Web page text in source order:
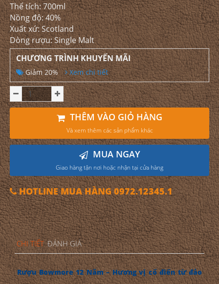
Thể tích: 700ml
Nồng độ: 40%
Xuất xứ: Scotland
Dòng rượu: Single Malt
CHƯƠNG TRÌNH KHUYẾN MÃI
Giảm 20% Xem chi tiết
THÊM VÀO GIỎ HÀNG
Và xem thêm các sản phẩm khác
MUA NGAY
Giao hàng tận nơi hoặc nhận tại cửa hàng
HOTLINE MUA HÀNG 0972.12345.1
CHI TIẾT ĐÁNH GIÁ
Rượu Bowmore 12 Năm – Hương vị cổ điển từ đảo